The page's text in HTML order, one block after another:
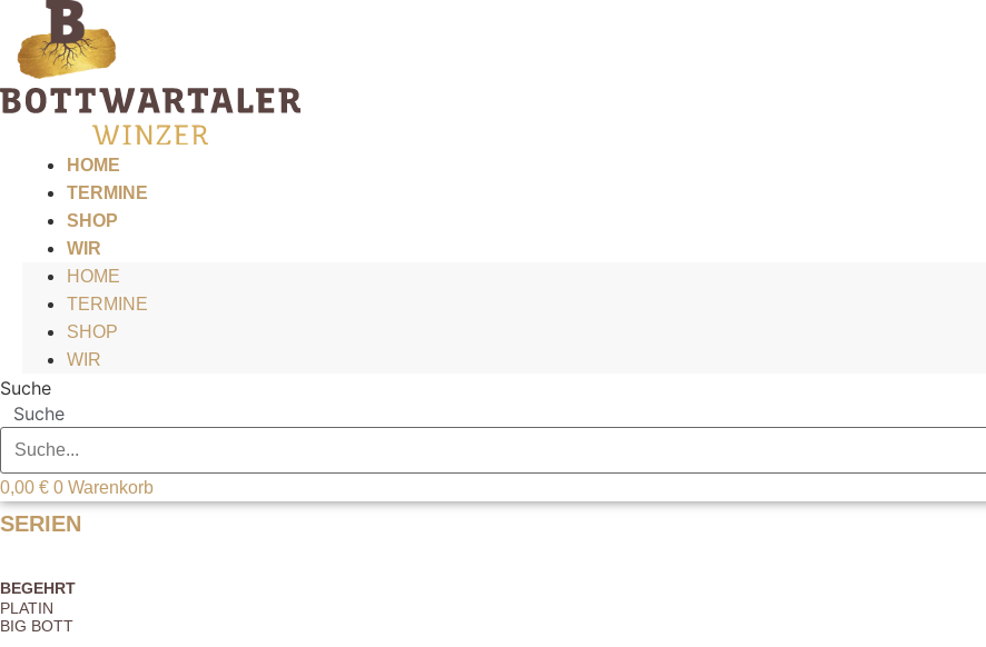
Inhalt
springen
HOME
TERMINE
SHOP
WIR
HOME
TERMINE
SHOP
WIR
Suche
Suche
0,00 € 0 Warenkorb
SERIEN
BEGEHRT
PLATIN
BIG BOTT